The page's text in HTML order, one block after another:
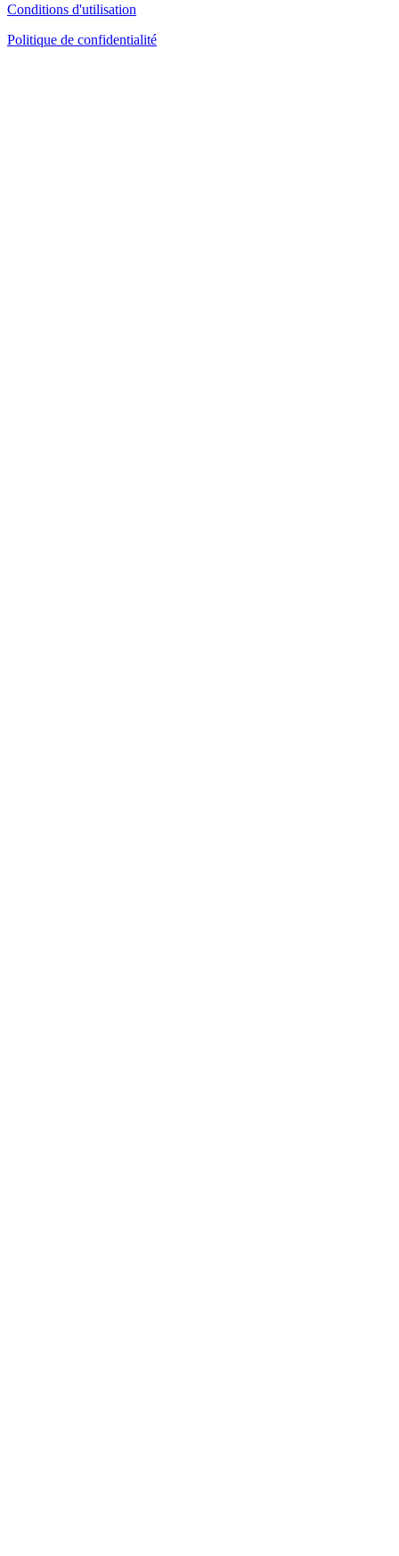
Conditions d'utilisation
Politique de confidentialité